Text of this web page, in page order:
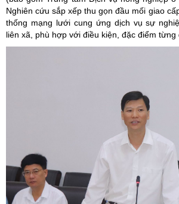
Nghiên cứu sắp xếp thu gọn đầu mối giao
thống mạng lưới cung ứng dịch vụ sự
liên xã, phù hợp với điều kiện, đặc điểm từng